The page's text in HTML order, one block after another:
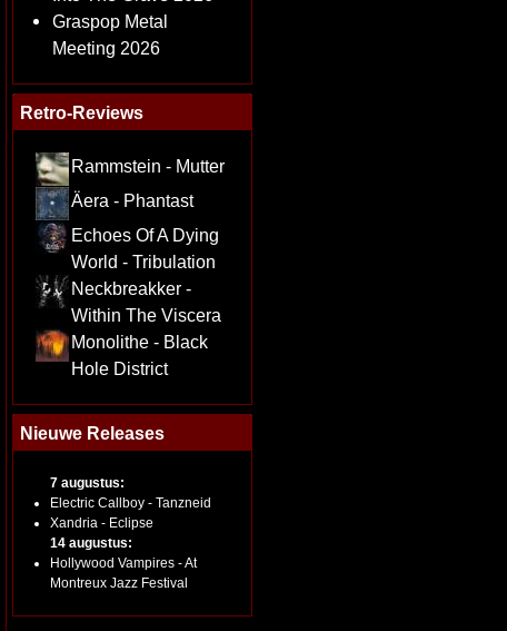
Graspop Metal
Meeting 2026
Retro-Reviews
Rammstein - Mutter
Äera - Phantast
Echoes Of A Dying
World - Tribulation
Neckbreakker -
Within The Viscera
Monolithe - Black
Hole District
Nieuwe Releases
7 augustus:
Electric Callboy - Tanzneid
Xandria - Eclipse
14 augustus:
Hollywood Vampires - At
Montreux Jazz Festival